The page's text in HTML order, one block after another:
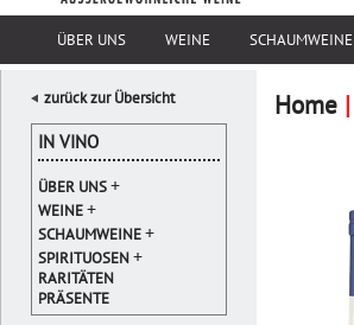
ÜBER UNS WEINE SCHAUMWEINE
Home |
zurück zur Übersicht
IN VINO
ÜBER UNS+
WEINE+
SCHAUMWEINE+
SPIRITUOSEN+
RARITÄTEN
PRÄSENTE